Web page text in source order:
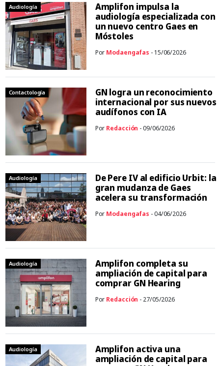
Audiología
Amplifon impulsa la
audiología especializada con
un nuevo centro Gaes en
Móstoles
Por Modaengafas - 15/06/2026
Contactología
GN logra un reconocimiento
internacional por sus nuevos
audífonos con IA
Por Redacción - 09/06/2026
Audiología
De Pere IV al edificio Urbit: la
gran mudanza de Gaes
acelera su transformación
Por Modaengafas - 04/06/2026
Audiología
Amplifon completa su
ampliación de capital para
comprar GN Hearing
Por Redacción - 27/05/2026
Audiología
Amplifon activa una
ampliación de capital para